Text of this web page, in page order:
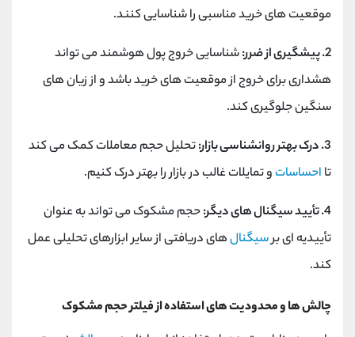
موقعیت های خرید مناسبی را شناسایی کنند.
2. پیشگیری از ضرر:
شناسایی خروج پول هوشمند می تواند
هشداری برای خروج از موقعیت های خرید باشد و از زیان های
سنگین جلوگیری کند.
3. درک بهتر روانشناسی بازار:
تحلیل حجم معاملات کمک می کند
تا احساسات و تمایلات غالب در بازار را بهتر درک کنیم.
4. تأیید سیگنال های دیگر:
حجم مشکوک می تواند به عنوان
تأییدیه ای برسیگنالهای دریافتی از سایر ابزارهای تحلیلی عمل
کند.
چالش ها و محدودیت های استفاده از فیلتر حجم مشکوک